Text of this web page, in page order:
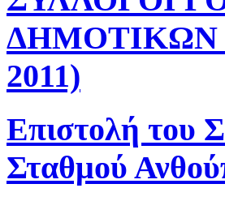
ΔΗΜΟΤΙΚΩΝ
2011)
Επιστολή του
Σταθμού